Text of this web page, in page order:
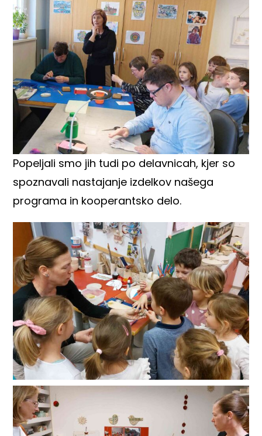
Popeljali smo jih tudi po delavnicah, kjer so
spoznavali nastajanje izdelkov našega
programa in kooperantsko delo.